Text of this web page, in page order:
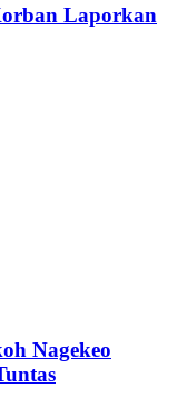
Laporkan
Nagekeo